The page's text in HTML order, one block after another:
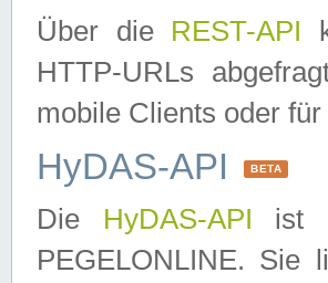
Über die REST-API
HTTP-URLs
mobile Clients oder
HyDAS-API BETA
Die HyDAS-API ist
PEGELONLINE. Sie